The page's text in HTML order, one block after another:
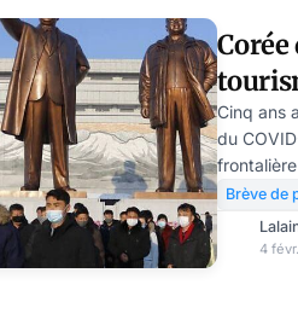
Cinq ans
du
l’agence
la relance
Brève de
4